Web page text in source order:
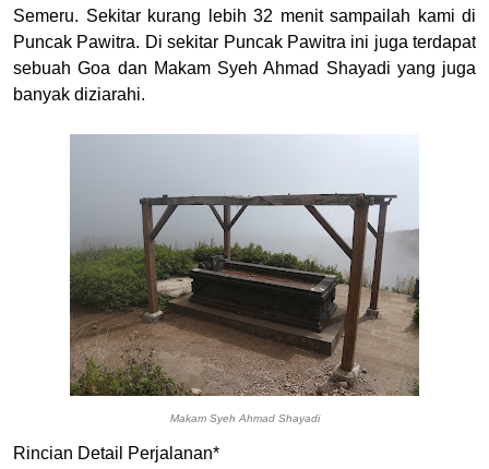
Semeru. Sekitar kurang lebih 32 menit sampailah kami di
Puncak Pawitra. Di sekitar Puncak Pawitra ini juga terdapat
sebuah Goa dan Makam Syeh Ahmad Shayadi yang juga
banyak diziarahi.
Makam Syeh Ahmad Shayadi
Rincian Detail Perjalanan*